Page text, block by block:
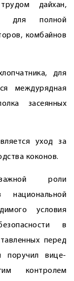
дайхан,
для полной
комбайнов
для
междурядная
засеянных
уход за
коконов.
роли
национальной
условия
в
перед
поручил вице-
контролем